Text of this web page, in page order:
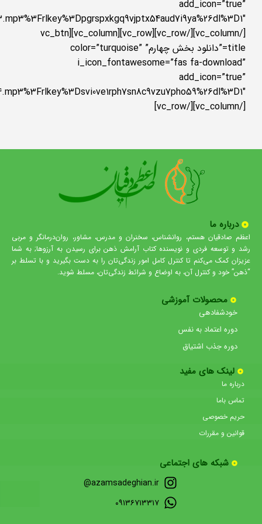
add_icon=”true”
[/vc_column][/vc_row][vc_row][vc_column][vc_btn
title=”دانلود بخش چهارم” color=”turquoise”
i_icon_fontawesome=”fas fa-download”
add_icon=”true”
[/vc_column][/vc_row]
درباره ما
اعظم صادقیان هستم، روانشناس، سخنران و مدرس، مشاور، روان‌درمانگر و مربی
رشد و توسعه فردی و نویسنده کتاب آرامش ذهن برای رسیدن به آرزوها; به شما
عزیزان کمک می‌کنم تا کنترل کامل امور زندگی‌تان را به دست بگیرید و با تسلط بر
“ذهن” خود و کنترل آن، به اوضاع و شرائط زندگی‌تان، مسلط شوید.
محصولات آموزشی
خودشفادهی
دوره اعتماد به نفس
دوره جذب اشتیاق
لینک های مفید
درباره ما
تماس باما
حریم خصوصی
قوانین و مقررات
شبکه های اجتماعی
azamsadeghian.ir@
۰۹۱۳۶۷۱۳۳۱۷